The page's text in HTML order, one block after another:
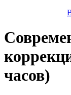
часов)